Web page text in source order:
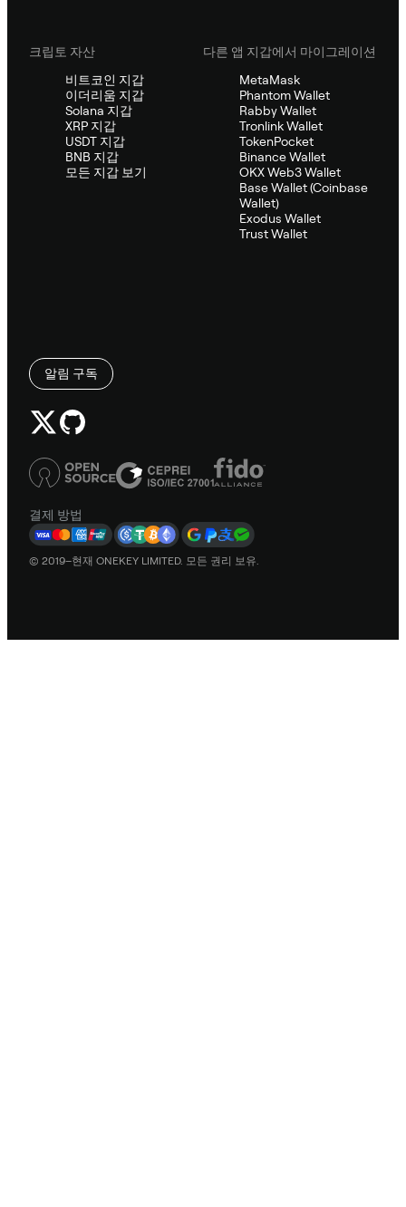
크립토 자산
비트코인 지갑
이더리움 지갑
Solana 지갑
XRP 지갑
USDT 지갑
BNB 지갑
모든 지갑 보기
다른 앱 지갑에서 마이그레이션
MetaMask
Phantom Wallet
Rabby Wallet
Tronlink Wallet
TokenPocket
Binance Wallet
OKX Web3 Wallet
Base Wallet (Coinbase
Wallet)
Exodus Wallet
Trust Wallet
알림 구독
결제 방법
© 2019–현재 ONEKEY LIMITED. 모든 권리 보유.